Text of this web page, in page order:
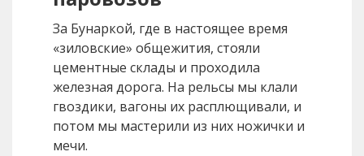
За Бунаркой, где в настоящее время
«зиловские» общежития, стояли
цементные склады и проходила
железная дорога. На рельсы мы клали
гвоздики, вагоны их расплющивали, и
потом мы мастерили из них ножички и
мечи.